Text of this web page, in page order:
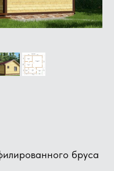
бруса